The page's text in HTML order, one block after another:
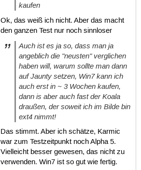
kaufen
Ok, das weiß ich nicht. Aber das macht
den ganzen Test nur noch sinnloser
Auch ist es ja so, dass man ja
angeblich die "neusten" verglichen
haben will, warum sollte man dann
auf Jaunty setzen, Win7 kann ich
auch erst in ~ 3 Wochen kaufen,
dann is aber auch fast der Koala
draußen, der soweit ich im Bilde bin
ext4 nimmt!
Das stimmt. Aber ich schätze, Karmic
war zum Testzeitpunkt noch Alpha 5.
Vielleicht besser gewesen, das nicht zu
verwenden. Win7 ist so gut wie fertig.